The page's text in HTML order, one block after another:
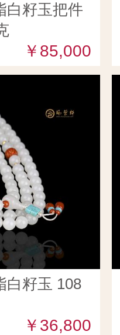
白籽玉把件
￥85,000
白籽玉 108
￥36,800